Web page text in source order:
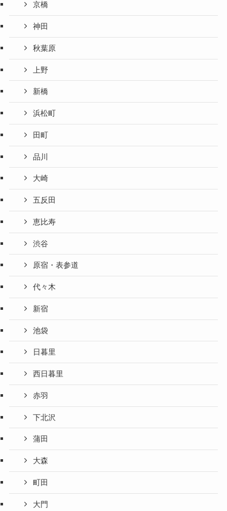
京橋
神田
秋葉原
上野
新橋
浜松町
田町
品川
大崎
五反田
恵比寿
渋谷
原宿・表参道
代々木
新宿
池袋
日暮里
西日暮里
赤羽
下北沢
蒲田
大森
町田
大門